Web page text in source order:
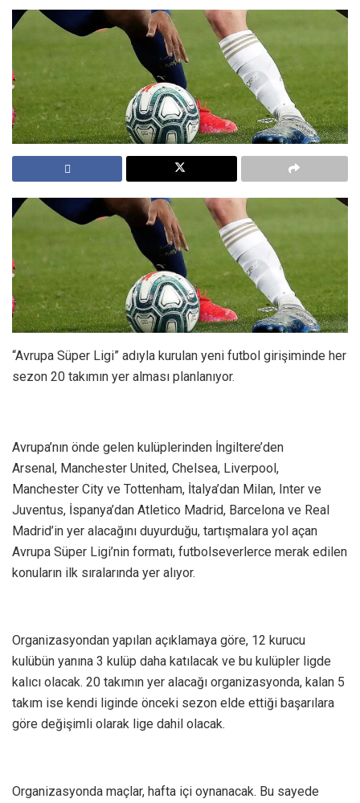
“Avrupa Süper Ligi” adıyla kurulan yeni futbol girişiminde her
sezon 20 takımın yer alması planlanıyor.
Avrupa’nın önde gelen kulüplerinden İngiltere’den
Arsenal, Manchester United, Chelsea, Liverpool,
Manchester City ve Tottenham, İtalya’dan Milan, Inter ve
Juventus, İspanya’dan Atletico Madrid, Barcelona ve Real
Madrid’in yer alacağını duyurduğu, tartışmalara yol açan
Avrupa Süper Ligi’nin formatı, futbolseverlerce merak edilen
konuların ilk sıralarında yer alıyor.
Organizasyondan yapılan açıklamaya göre, 12 kurucu
kulübün yanına 3 kulüp daha katılacak ve bu kulüpler ligde
kalıcı olacak. 20 takımın yer alacağı organizasyonda, kalan 5
takım ise kendi liginde önceki sezon elde ettiği başarılara
göre değişimli olarak lige dahil olacak.
Organizasyonda maçlar, hafta içi oynanacak. Bu sayede